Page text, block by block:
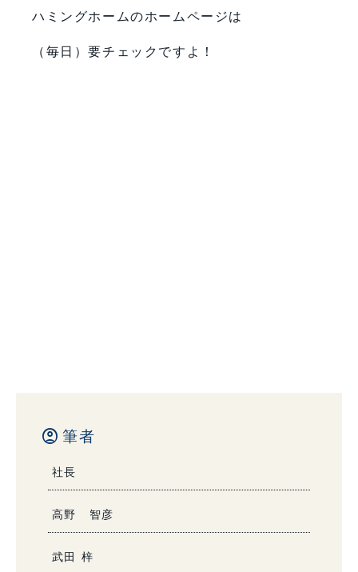
ハミングホームのホームページは
（毎日）要チェックですよ！
account_circle 筆者
社長
高野 智彦
武田 梓